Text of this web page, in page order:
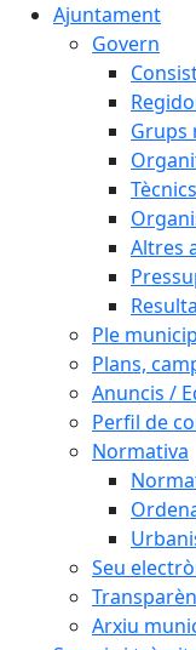
Ajuntament
Govern
Grups
Altres
Ple
Plans,
Anuncis /
Perfil de
Normativa
Seu
Arxiu